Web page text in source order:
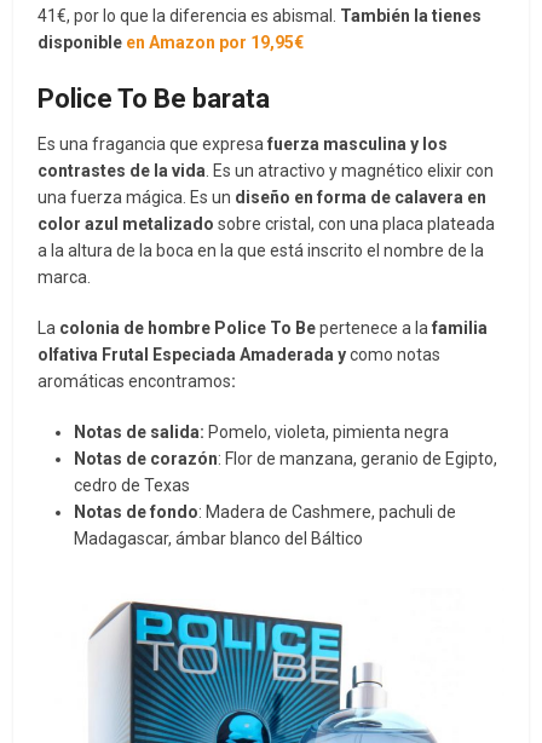
41€, por lo que la diferencia es abismal. También la tienes
disponible en Amazon por 19,95€
Police To Be barata
Es una fragancia que expresafuerza masculina y los
contrastes de la vida . Es un atractivo y magnético elixir con
una fuerza mágica. Es un diseño en forma de calavera en
color azul metalizadosobre cristal, con una placa plateada
a la altura de la boca en la que está inscrito el nombre de la
marca.
La colonia de hombre Police To Bepertenece a lafamilia
olfativa Frutal Especiada Amaderada ycomo notas
aromáticas encontramos:
Notas de salida: Pomelo, violeta, pimienta negra
Notas de corazón: Flor de manzana, geranio de Egipto,
cedro de Texas
Notas de fondo: Madera de Cashmere, pachuli de
Madagascar, ámbar blanco del Báltico